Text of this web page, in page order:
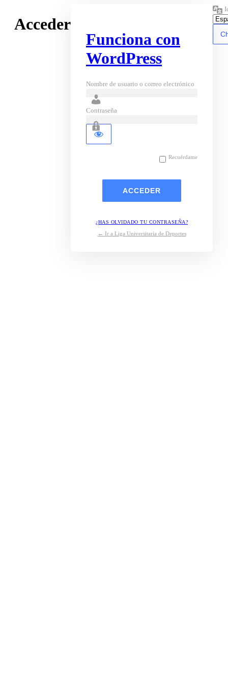
Acceder
Funciona con
WordPress
Nombre de usuario o correo electrónico
Contraseña
Recuérdame
¿HAS OLVIDADO TU CONTRASEÑA?
← Ir a Liga Universitaria de Deportes